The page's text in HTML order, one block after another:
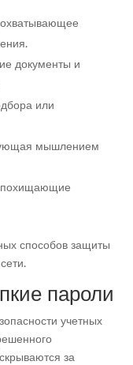
документы и
или
мышлением
способов защиты
пароли
учетных
за